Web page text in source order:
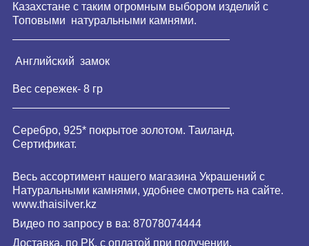
Казахстане с таким огромным выбором изделий с
Топовыми натуральными камнями.
Английский замок
Вес сережек- 8 гр
Серебро, 925* покрытое золотом. Таиланд.
Сертификат.
Весь ассортимент нашего магазина Украшений с
Натуральными камнями, удобнее смотреть на сайте.
www.thaisilver.kz
Видео по запросу в ва: 87078074444
Доставка, по РК, с оплатой при получении.